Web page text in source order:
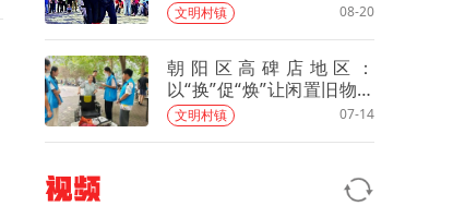
文明村镇 08-20
朝阳区高碑店地区：
以“换”促“焕”让闲置旧物开
启“新生”之旅
文明村镇 07-14
视频